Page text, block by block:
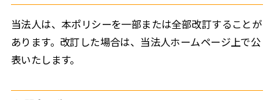
当法人は、本ポリシーを一部または全部改訂することが
あります。改訂した場合は、当法人ホームページ上で公
表いたします。